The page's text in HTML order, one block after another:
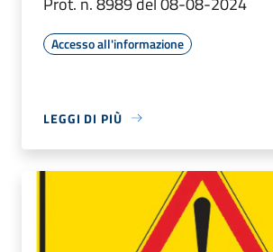
Accesso all'informazione
LEGGI DI PIÙ